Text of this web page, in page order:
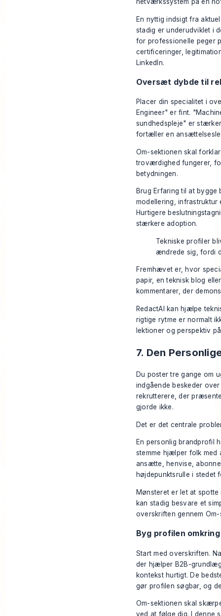
En nyttig indsigt fra
stadig er underudviklet i
for professionelle peger
certificeringer,
LinkedIn.
Oversæt dybde til
Placer din specialitet i
Engineer" er fint.
sundhedspleje" er
fortæller en
Om-sektionen skal
troværdighed fungerer,
betydningen.
Brug Erfaring til at
modellering,
Hurtigere
stærkere adoption.
Tekniske profiler
ændrede sig, fordi
Fremhævet er, hvor
papir, en teknisk blog
kommentarer, der
RedactAI kan hjælpe
rigtige rytme er normalt
lektioner og perspektiv
7. Den
Du poster tre gange om
indgående beskeder
rekrutterere, der
gjorde ikke.
Det er det centrale
En personlig brandprofil
stemme hjælper folk med
ansætte, henvise,
højdepunktsrulle i stedet
Mønsteret er let at
kan stadig besvare et
overskriften gennem
Byg profilen
Start med overskriften.
der hjælper B2B-
kontekst hurtigt. De
gør profilen søgbar, og
Om-sektionen skal
ved at følge dig. I denne